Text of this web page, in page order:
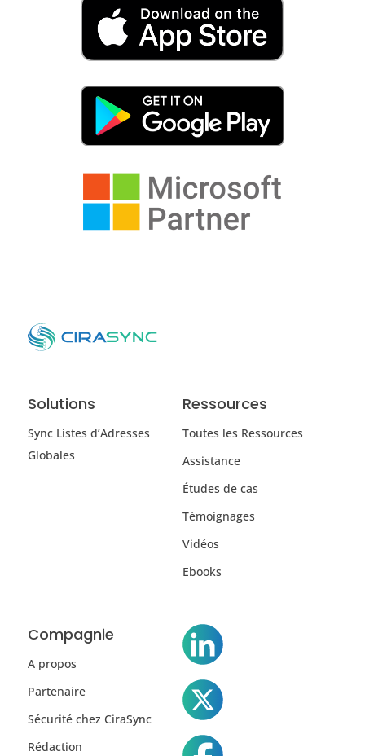
Solutions
Sync Listes d’Adresses
Globales
Ressources
Toutes les Ressources
Assistance
Études de cas
Témoignages
Vidéos
Ebooks
Compagnie
A propos
Partenaire
Sécurité chez CiraSync
Rédaction